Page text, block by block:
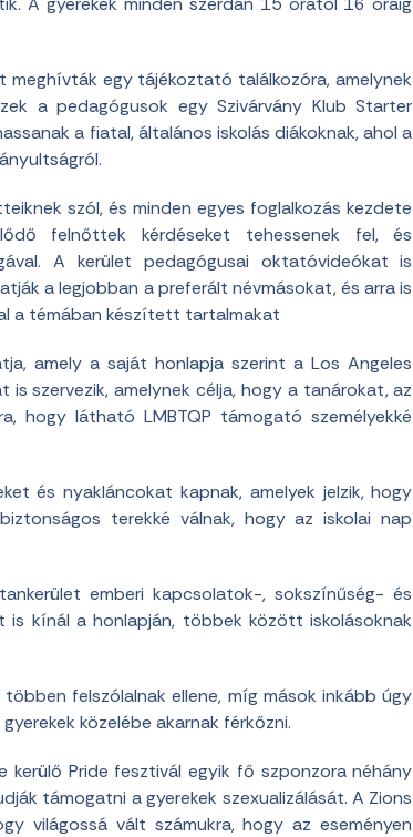
egy tájékoztató találkozóra, amelynek
a pedagógusok egy Szivárvány Klub Starter
a fiatal, általános iskolás diákoknak, ahol a
szól, és minden egyes foglalkozás kezdete
felnőttek kérdéseket tehessenek fel, és
A kerület pedagógusai oktatóvideókat is
a legjobban a preferált névmásokat, és arra is
a témában készített tartalmakat
amely a saját honlapja szerint a Los Angeles
is szervezik, amelynek célja, hogy a tanárokat, az
hogy látható LMBTQP támogató személyekké
és nyakláncokat kapnak, amelyek jelzik, hogy
terekké válnak, hogy az iskolai nap
emberi kapcsolatok-, sokszínűség- és
is kínál a honlapján, többek között iskolásoknak
felszólalnak ellene, míg mások inkább úgy
közelébe akarnak férkőzni.
kerülő Pride fesztivál egyik fő szponzora néhány
támogatni a gyerekek szexualizálását. A Zions
világossá vált számukra, hogy az eseményen